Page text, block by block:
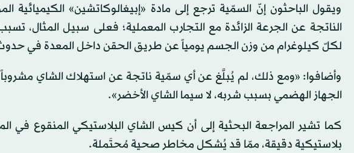
ويقول الباحثون إنّ السمّية ترجع إلى مادة «إبيغالوكاتشين»
لكلّ كيلوغرام من وزن الجسم يومياً عن طريق الحقن داخل المعدة في
وأضافوا: «ومع ذلك، لم يُبلَّغ عن أي سمّية ناتجة عن استهلاك الشاي
الجهاز الهضمي بسبب شربه، لا سيما الشاي الأخضر».
بلاستيكية دقيقة، ممّا قد يُشكل مخاطر صحية مُحتَملة.